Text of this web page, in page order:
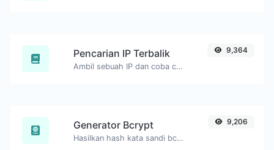
Pencarian IP Terbalik
Ambil sebuah IP dan coba cari domain/host yang terkait dengannya.
9,364
Generator Bcrypt
Hasilkan hash kata sandi bcrypt untuk input string apa pun.
9,206